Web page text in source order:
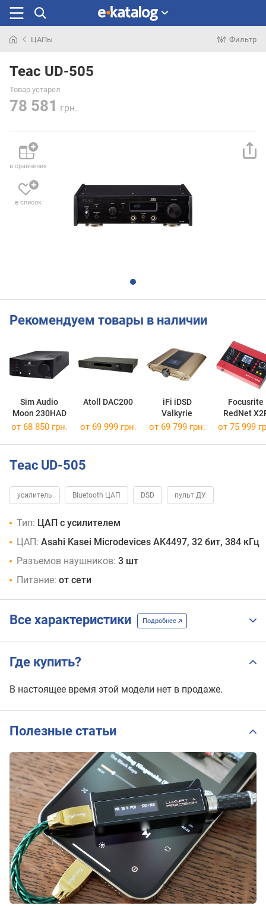
раньше
ЦАПы Фильтр
Teac UD-505
Товар устарел
78 581 грн.
в сравнение
в список
Рекомендуем товары в наличии
Sim Audio
Moon 230HAD
Atoll DAC200
iFi iDSD
Valkyrie
Focusrite
RedNet
от 68 850 грн. от 69 999 грн. от 69 799 грн. от 75 999
Teac UD-505
усилитель Bluetooth ЦАП DSD пульт ДУ
Тип: ЦАП с усилителем
ЦАП: Asahi Kasei Microdevices AK4497, 32 бит, 384 кГц
Разъемов наушников: 3 шт
Питание: от сети
Все характеристики Подробнее
Где купить?
В настоящее время этой модели нет в продаже.
Полезные статьи